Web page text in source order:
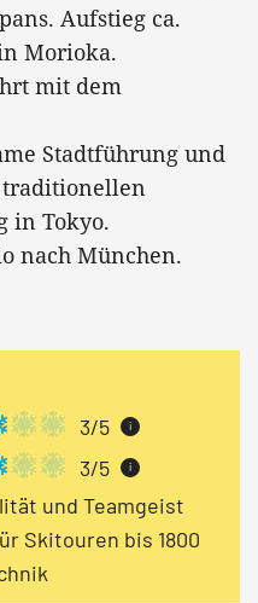
Aufstieg ca.
Morioka.
mit dem
Stadtführung und
traditionellen
in Tokyo.
nach München.
3/5 i
3/5 i
und Teamgeist
Skitouren bis 1800